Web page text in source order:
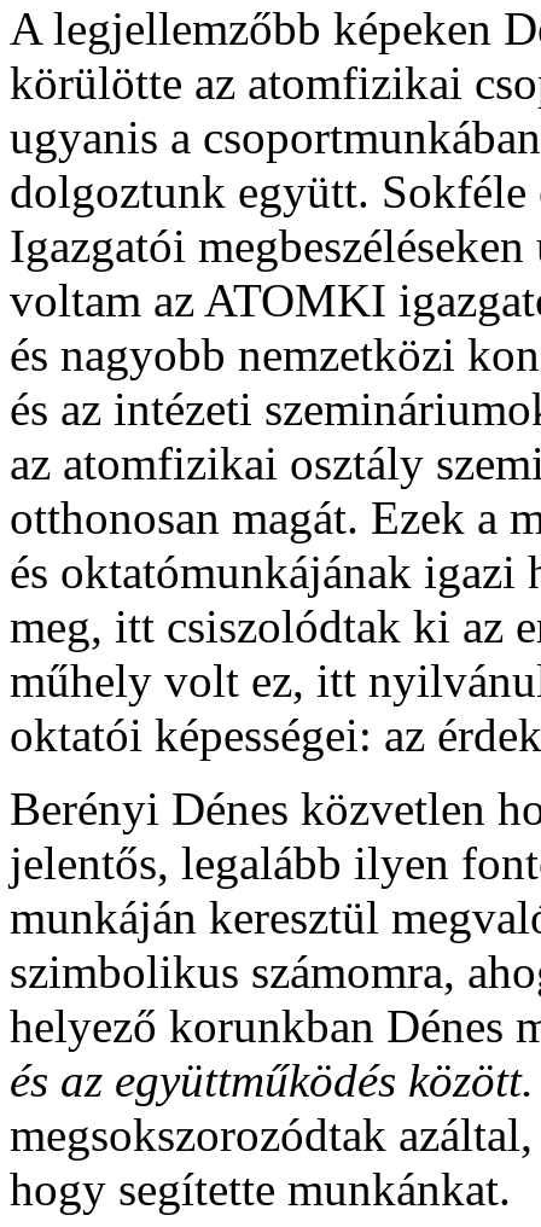
A legjellemzőbb képeken
körülötte az atomfizikai
ugyanis a
dolgoztunk együtt.
Igazgatói
voltam az ATOMKI
és nagyobb nemzetközi
és az intézeti
az atomfizikai osztály
otthonosan magát. Ezek a
és oktatómunkájának
meg, itt csiszolódtak ki az
műhely volt ez, itt
oktatói képességei: az
Berényi Dénes közvetlen
jelentős, legalább ilyen
munkáján keresztül
szimbolikus számomra,
helyező korunkban Dénes
és az együttműködés
megsokszorozódtak
hogy segítette munkánkat.